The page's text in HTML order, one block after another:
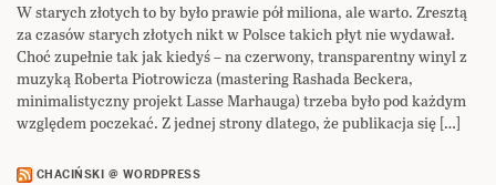
W starych złotych to by było prawie pół miliona, ale warto. Zresztą
za czasów starych złotych nikt w Polsce takich płyt nie wydawał.
Choć zupełnie tak jak kiedyś – na czerwony, transparentny winyl z
muzyką Roberta Piotrowicza (mastering Rashada Beckera,
minimalistyczny projekt Lasse Marhauga) trzeba było pod każdym
względem poczekać. Z jednej strony dlatego, że publikacja się […]
CHACIŃSKI @ WORDPRESS